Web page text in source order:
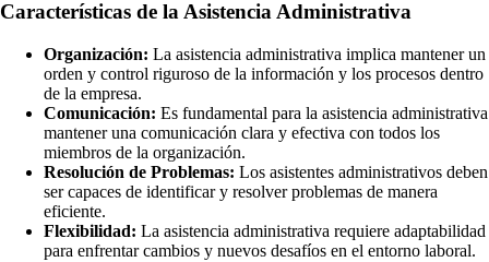
Características de la Asistencia Administrativa
Organización: La asistencia administrativa implica mantener un
orden y control riguroso de la información y los procesos dentro
de la empresa.
Comunicación: Es fundamental para la asistencia administrativa
mantener una comunicación clara y efectiva con todos los
miembros de la organización.
Resolución de Problemas: Los asistentes administrativos deben
ser capaces de identificar y resolver problemas de manera
eficiente.
Flexibilidad: La asistencia administrativa requiere adaptabilidad
para enfrentar cambios y nuevos desafíos en el entorno laboral.